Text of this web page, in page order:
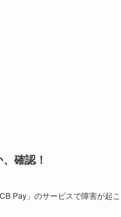
確認！
Pay」のサービスで障害が起